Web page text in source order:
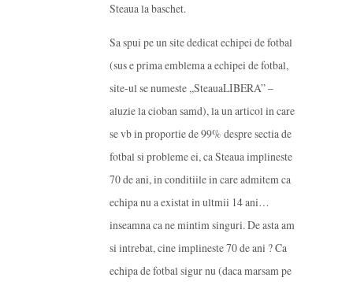
Steaua la baschet.
Sa spui pe un site dedicat echipei de fotbal
(sus e prima emblema a echipei de fotbal,
site-ul se numeste ,,SteauaLIBERA” –
aluzie la cioban samd), la un articol in care
se vb in proportie de 99% despre sectia de
fotbal si probleme ei, ca Steaua implineste
70 de ani, in conditiile in care admitem ca
echipa nu a existat in ultmii 14 ani…
inseamna ca ne mintim singuri. De asta am
si intrebat, cine implineste 70 de ani ? Ca
echipa de fotbal sigur nu (daca marsam pe